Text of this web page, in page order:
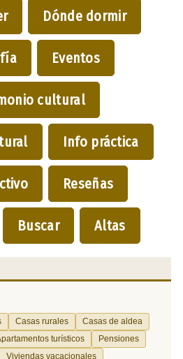
Dónde dormir
Eventos
cultural
Info práctica
Reseñas
Buscar Altas